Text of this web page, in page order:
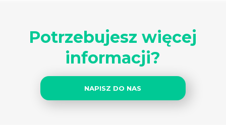
Potrzebujesz więcej
informacji?
NAPISZ DO NAS